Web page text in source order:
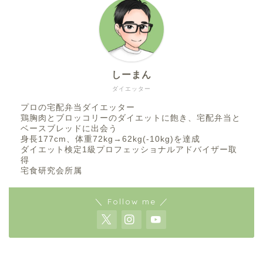
ダイエッター
しーまん
プロの宅配弁当ダイエッター
鶏胸肉とブロッコリーのダイエットに飽き、宅配弁当と
ベースブレッドに出会う
身長177cm、体重72kg→62kg(-10kg)を達成
ダイエット検定1級プロフェッショナルアドバイザー取
得
宅食研究会所属
＼ Follow me ／